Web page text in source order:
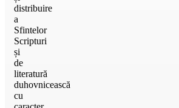
distribuire
a
Sfintelor
Scripturi
și
de
literatură
duhovnicească
cu